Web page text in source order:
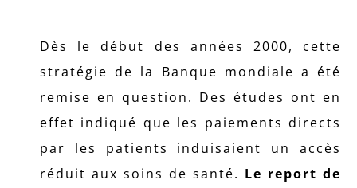
Dès le début des années 2000, cette
stratégie de la Banque mondiale a été
remise en question. Des études ont en
effet indiqué que les paiements directs
par les patients induisaient un accès
réduit aux soins de santé. Le report de